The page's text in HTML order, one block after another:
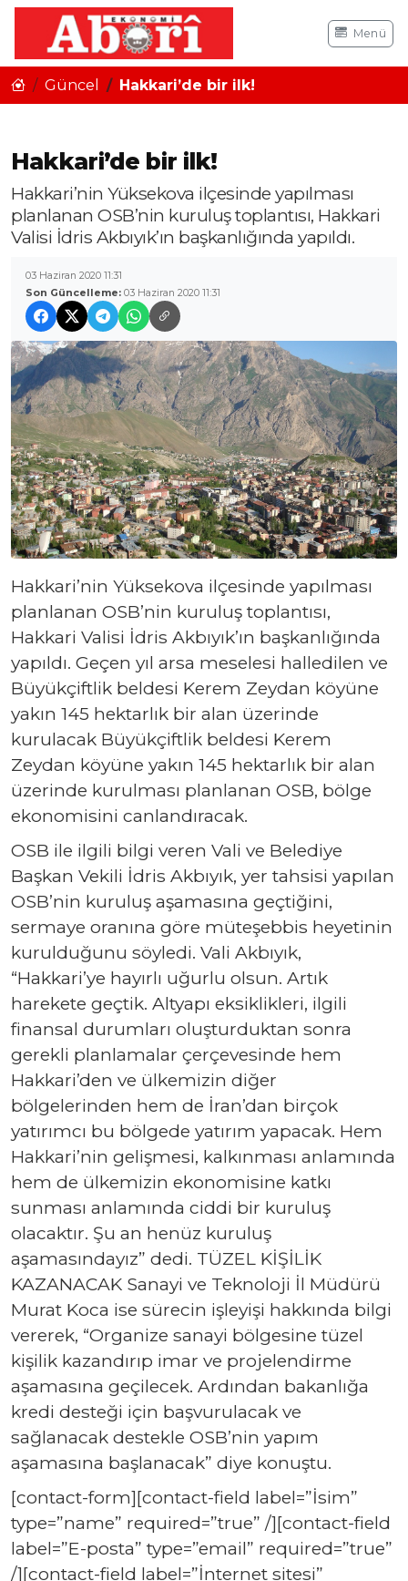
Menü
Güncel Hakkari’de bir ilk!
Hakkari’de bir ilk!
Hakkari’nin Yüksekova ilçesinde yapılması
planlanan OSB’nin kuruluş toplantısı, Hakkari
Valisi İdris Akbıyık’ın başkanlığında yapıldı.
03 Haziran 2020 11:31
Son Güncelleme: 03 Haziran 2020 11:31
Hakkari’nin Yüksekova ilçesinde yapılması
planlanan OSB’nin kuruluş toplantısı,
Hakkari Valisi İdris Akbıyık’ın başkanlığında
yapıldı. Geçen yıl arsa meselesi halledilen ve
Büyükçiftlik beldesi Kerem Zeydan köyüne
yakın 145 hektarlık bir alan üzerinde
kurulacak Büyükçiftlik beldesi Kerem
Zeydan köyüne yakın 145 hektarlık bir alan
üzerinde kurulması planlanan OSB, bölge
ekonomisini canlandıracak.
OSB ile ilgili bilgi veren Vali ve Belediye
Başkan Vekili İdris Akbıyık, yer tahsisi yapılan
OSB’nin kuruluş aşamasına geçtiğini,
sermaye oranına göre müteşebbis heyetinin
kurulduğunu söyledi. Vali Akbıyık,
“Hakkari’ye hayırlı uğurlu olsun. Artık
harekete geçtik. Altyapı eksiklikleri, ilgili
finansal durumları oluşturduktan sonra
gerekli planlamalar çerçevesinde hem
Hakkari’den ve ülkemizin diğer
bölgelerinden hem de İran’dan birçok
yatırımcı bu bölgede yatırım yapacak. Hem
Hakkari’nin gelişmesi, kalkınması anlamında
hem de ülkemizin ekonomisine katkı
sunması anlamında ciddi bir kuruluş
olacaktır. Şu an henüz kuruluş
aşamasındayız” dedi. TÜZEL KİŞİLİK
KAZANACAK Sanayi ve Teknoloji İl Müdürü
Murat Koca ise sürecin işleyişi hakkında bilgi
vererek, “Organize sanayi bölgesine tüzel
kişilik kazandırıp imar ve projelendirme
aşamasına geçilecek. Ardından bakanlığa
kredi desteği için başvurulacak ve
sağlanacak destekle OSB’nin yapım
aşamasına başlanacak” diye konuştu.
[contact-form][contact-field label=”İsim”
type=”name” required=”true” /][contact-field
label=”E-posta” type=”email” required=”true”
/][contact-field label=”İnternet sitesi”